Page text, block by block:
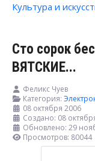
Культура и
Сто сорок
ВЯТСКИЕ...
Феликс Чуев
Категория:
08 октября 2006
Создано: 08
Обновлено: 29
Просмотров: 80044